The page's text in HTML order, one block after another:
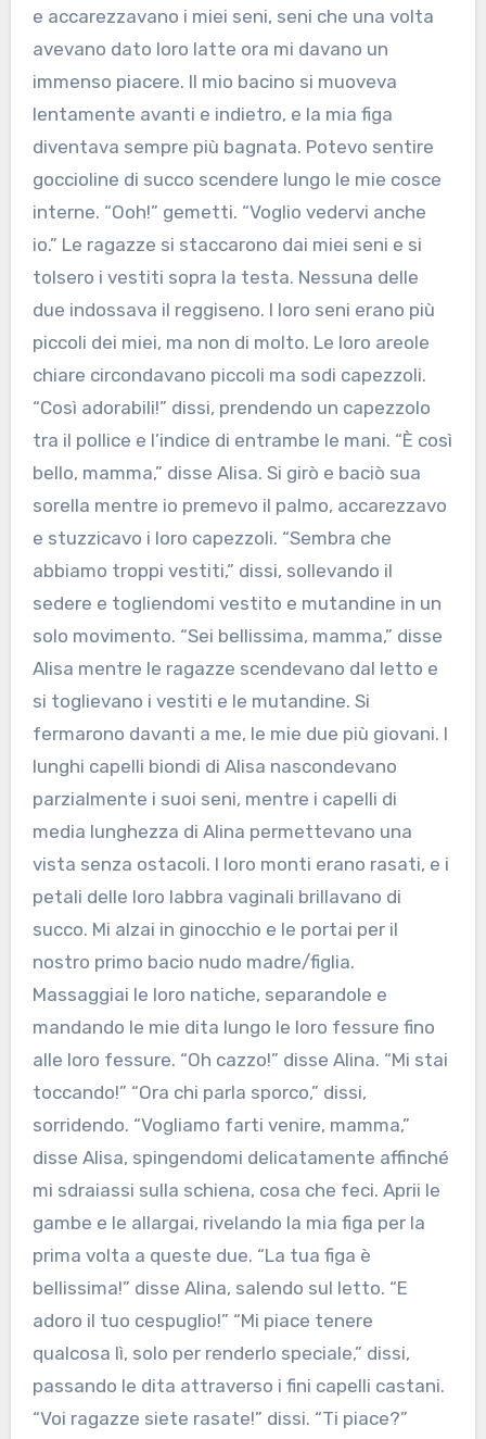
e accarezzavano i miei seni, seni che una volta
avevano dato loro latte ora mi davano un
immenso piacere. Il mio bacino si muoveva
lentamente avanti e indietro, e la mia figa
diventava sempre più bagnata. Potevo sentire
goccioline di succo scendere lungo le mie cosce
interne. “Ooh!” gemetti. “Voglio vedervi anche
io.” Le ragazze si staccarono dai miei seni e si
tolsero i vestiti sopra la testa. Nessuna delle
due indossava il reggiseno. I loro seni erano più
piccoli dei miei, ma non di molto. Le loro areole
chiare circondavano piccoli ma sodi capezzoli.
“Così adorabili!” dissi, prendendo un capezzolo
tra il pollice e l’indice di entrambe le mani. “È così
bello, mamma,” disse Alisa. Si girò e baciò sua
sorella mentre io premevo il palmo, accarezzavo
e stuzzicavo i loro capezzoli. “Sembra che
abbiamo troppi vestiti,” dissi, sollevando il
sedere e togliendomi vestito e mutandine in un
solo movimento. “Sei bellissima, mamma,” disse
Alisa mentre le ragazze scendevano dal letto e
si toglievano i vestiti e le mutandine. Si
fermarono davanti a me, le mie due più giovani. I
lunghi capelli biondi di Alisa nascondevano
parzialmente i suoi seni, mentre i capelli di
media lunghezza di Alina permettevano una
vista senza ostacoli. I loro monti erano rasati, e i
petali delle loro labbra vaginali brillavano di
succo. Mi alzai in ginocchio e le portai per il
nostro primo bacio nudo madre/figlia.
Massaggiai le loro natiche, separandole e
mandando le mie dita lungo le loro fessure fino
alle loro fessure. “Oh cazzo!” disse Alina. “Mi stai
toccando!” “Ora chi parla sporco,” dissi,
sorridendo. “Vogliamo farti venire, mamma,”
disse Alisa, spingendomi delicatamente affinché
mi sdraiassi sulla schiena, cosa che feci. Aprii le
gambe e le allargai, rivelando la mia figa per la
prima volta a queste due. “La tua figa è
bellissima!” disse Alina, salendo sul letto. “E
adoro il tuo cespuglio!” “Mi piace tenere
qualcosa lì, solo per renderlo speciale,” dissi,
passando le dita attraverso i fini capelli castani.
“Voi ragazze siete rasate!” dissi. “Ti piace?”